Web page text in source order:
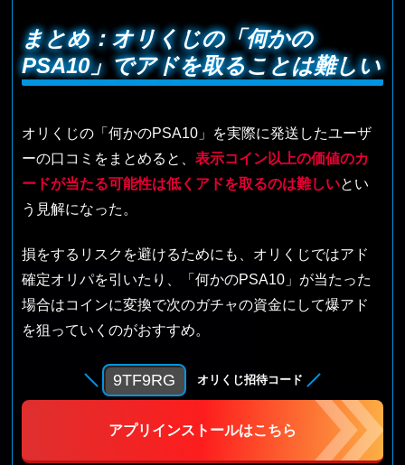
まとめ：オリくじの「何かの
PSA10」でアドを取ることは難しい
オリくじの「何かのPSA10」を実際に発送したユーザ
ーの口コミをまとめると、表示コイン以上の価値のカ
ードが当たる可能性は低くアドを取るのは難しいとい
う見解になった。
損をするリスクを避けるためにも、オリくじではアド
確定オリパを引いたり、「何かのPSA10」が当たった
場合はコインに変換で次のガチャの資金にして爆アド
を狙っていくのがおすすめ。
9TF9RG オリくじ招待コード
アプリインストールはこちら